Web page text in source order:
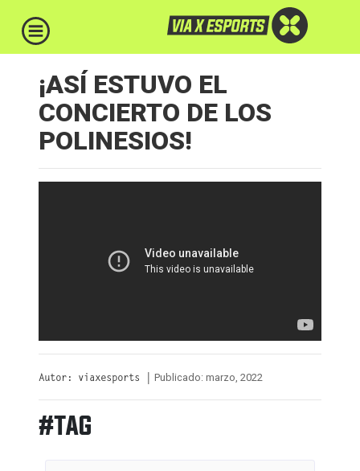
¡ASÍ ESTUVO EL
CONCIERTO DE LOS
POLINESIOS!
Autor: viaxesports | Publicado: marzo, 2022
#TAG